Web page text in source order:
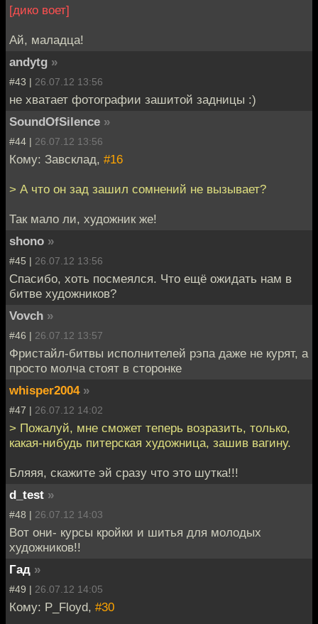
[дико воет]
Ай, маладца!
andytg »
#43 | 26.07.12 13:56
не хватает фотографии зашитой задницы :)
SoundOfSilence »
#44 | 26.07.12 13:56
Кому: Завсклад, #16
> А что он зад зашил сомнений не вызывает?
Так мало ли, художник же!
shono »
#45 | 26.07.12 13:56
Спасибо, хоть посмеялся. Что ещё ожидать нам в
битве художников?
Vovch »
#46 | 26.07.12 13:57
Фристайл-битвы исполнителей рэпа даже не курят, а
просто молча стоят в сторонке
whisper2004 »
#47 | 26.07.12 14:02
> Пожалуй, мне сможет теперь возразить, только,
какая-нибудь питерская художница, зашив вагину.
Бляяя, скажите эй сразу что это шутка!!!
d_test »
#48 | 26.07.12 14:03
Вот они- курсы кройки и шитья для молодых
художников!!
Гад »
#49 | 26.07.12 14:05
Кому: P_Floyd, #30